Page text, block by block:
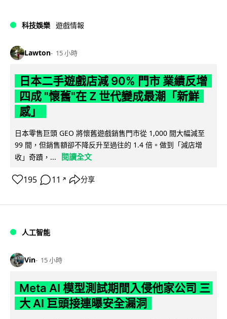
科技娛樂 遊戲情報
Lawton 15 小時
日本二手遊戲店減 90% 門市 業績反增
四成 "懷舊"在 Z 世代變成最潮「新鮮
感」
日本零售巨頭 GEO 將懷舊遊戲銷售門市從 1,000 間大幅減至
99 間，但銷售額卻不降反升至過往的 1.4 倍。做到「減店增
收」奇蹟，...
閱讀全文
195 11 ↗ 分享
人工智能
Vin 15 小時
Meta AI 模型測試期間入侵他家公司 三
大 AI 巨頭接連曝安全漏洞